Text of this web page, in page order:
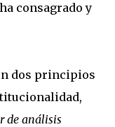
consagrado y
dos principios
de análisis